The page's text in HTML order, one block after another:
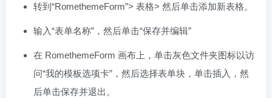
转到“RomethemeForm”> 表格> 然后单击添加新表格。
输入“表单名称”，然后单击“保存并编辑”
在 RomethemeForm 画布上，单击灰色文件夹图标以访
问“我的模板选项卡”，然后选择表单块，单击插入，然
后单击保存并退出。